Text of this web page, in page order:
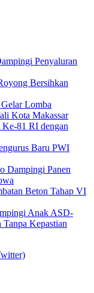
Penyaluran
Bersihkan
Lomba
Kota Makassar
81 RI dengan
Baru PWI
Dampingi Panen
Beton Tahap VI
Anak ASD-
Kepastian